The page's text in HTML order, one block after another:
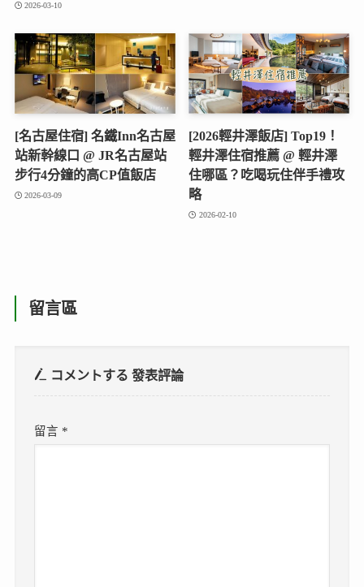
2026-03-10
[名古屋住宿] 名鐵Inn名古屋
站新幹線口 @ JR名古屋站
步行4分鐘的高CP值飯店
2026-03-09
[2026輕井澤飯店] Top19！
輕井澤住宿推薦 @ 輕井澤
住哪區？吃喝玩住伴手禮攻
略
2026-02-10
留言區
コメントする發表評論
留言 *